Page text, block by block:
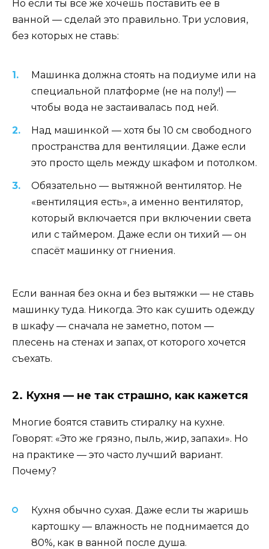
Но если ты всё же хочешь поставить её в
ванной — сделай это правильно. Три условия,
без которых не ставь:
Машинка должна стоять на подиуме или на
специальной платформе (не на полу!) —
чтобы вода не застаивалась под ней.
Над машинкой — хотя бы 10 см свободного
пространства для вентиляции. Даже если
это просто щель между шкафом и потолком.
Обязательно — вытяжной вентилятор. Не
«вентиляция есть», а именно вентилятор,
который включается при включении света
или с таймером. Даже если он тихий — он
спасёт машинку от гниения.
Если ванная без окна и без вытяжки — не ставь
машинку туда. Никогда. Это как сушить одежду
в шкафу — сначала не заметно, потом —
плесень на стенах и запах, от которого хочется
съехать.
2. Кухня — не так страшно, как кажется
Многие боятся ставить стиралку на кухне.
Говорят: «Это же грязно, пыль, жир, запахи». Но
на практике — это часто лучший вариант.
Почему?
Кухня обычно сухая. Даже если ты жаришь
картошку — влажность не поднимается до
80%, как в ванной после душа.